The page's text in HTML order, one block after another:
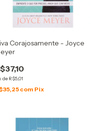
Corajosamente - Joyce
de R$5,01
com Pix